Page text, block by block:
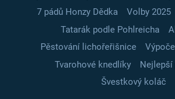
7 pádů Honzy Dědka
Volby 2025
Tatarák podle Pohlreicha
Pěstování lichořeřišnice
Tvarohové knedlíky
Nejlepší
Švestkový koláč